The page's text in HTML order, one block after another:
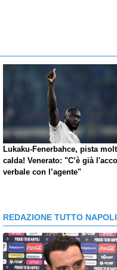
Lukaku-Fenerbahce, pista
calda! Venerato: "C’è già
verbale con l’agente"
REDAZIONE TUTTO